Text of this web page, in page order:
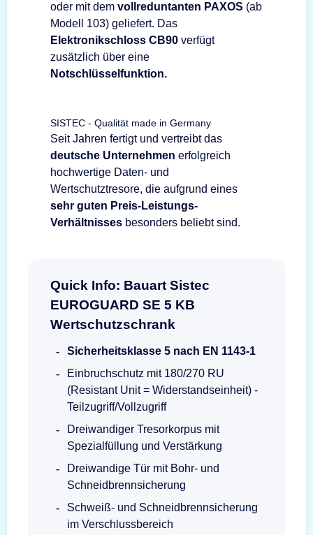
oder mit dem vollreduntanten PAXOS (ab
Modell 103) geliefert. Das
Elektronikschloss CB90 verfügt
zusätzlich über eine
Notschlüsselfunktion.
SISTEC - Qualität made in Germany
Seit Jahren fertigt und vertreibt das
deutsche Unternehmen erfolgreich
hochwertige Daten- und
Wertschutztresore, die aufgrund eines
sehr guten Preis-Leistungs-
Verhältnisses besonders beliebt sind.
Quick Info: Bauart Sistec
EUROGUARD SE 5 KB
Wertschutzschrank
Sicherheitsklasse 5 nach EN 1143-1
Einbruchschutz mit 180/270 RU
(Resistant Unit = Widerstandseinheit) -
Teilzugriff/Vollzugriff
Dreiwandiger Tresorkorpus mit
Spezialfüllung und Verstärkung
Dreiwandige Tür mit Bohr- und
Schneidbrennsicherung
Schweiß- und Schneidbrennsicherung
im Verschlussbereich